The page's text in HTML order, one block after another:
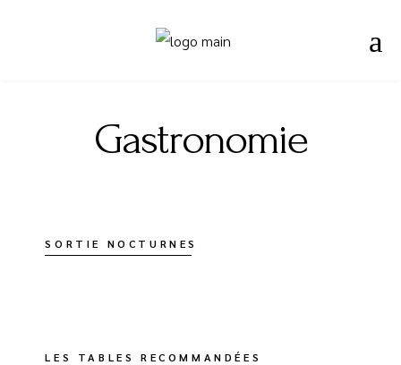
Gastronomie
SORTIE NOCTURNES
LES TABLES RECOMMANDÉES